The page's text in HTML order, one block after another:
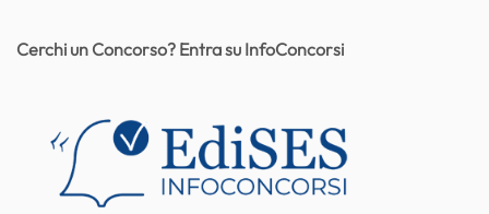
Cerchi un Concorso? Entra su InfoConcorsi